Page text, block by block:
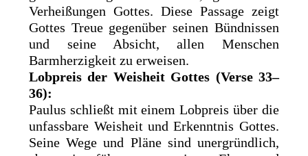
Verheißungen Gottes. Diese Passage zeigt
Gottes Treue gegenüber seinen Bündnissen
und seine Absicht, allen Menschen
Barmherzigkeit zu erweisen.
Lobpreis der Weisheit Gottes (Verse 33–
36):
Paulus schließt mit einem Lobpreis über die
unfassbare Weisheit und Erkenntnis Gottes.
Seine Wege und Pläne sind unergründlich,